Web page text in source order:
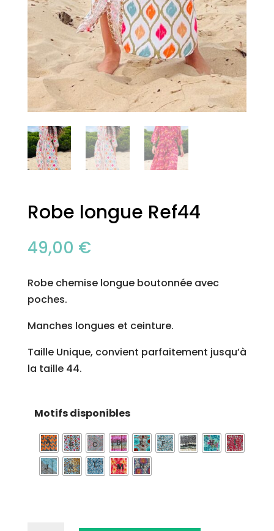
Robe longue Ref44
49,00 €
Robe chemise longue boutonnée avec
poches.
Manches longues et ceinture.
Taille Unique, convient parfaitement jusqu’à
la taille 44.
Motifs disponibles